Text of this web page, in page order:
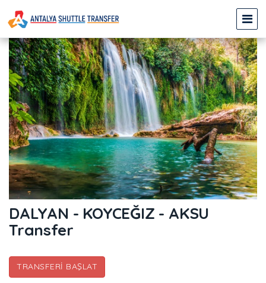
DALYAN - KOYCEĞIZ - AKSU
Transfer
TRANSFERI BAŞLAT